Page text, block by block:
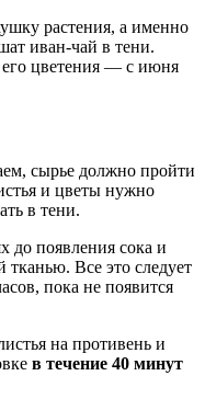
растения, а именно
иван-чай в тени.
его цветения — с июня
сырье должно пройти
и цветы нужно
в тени.
до появления сока и
Все это следует
пока не появится
на противень и
в течение 40 минут